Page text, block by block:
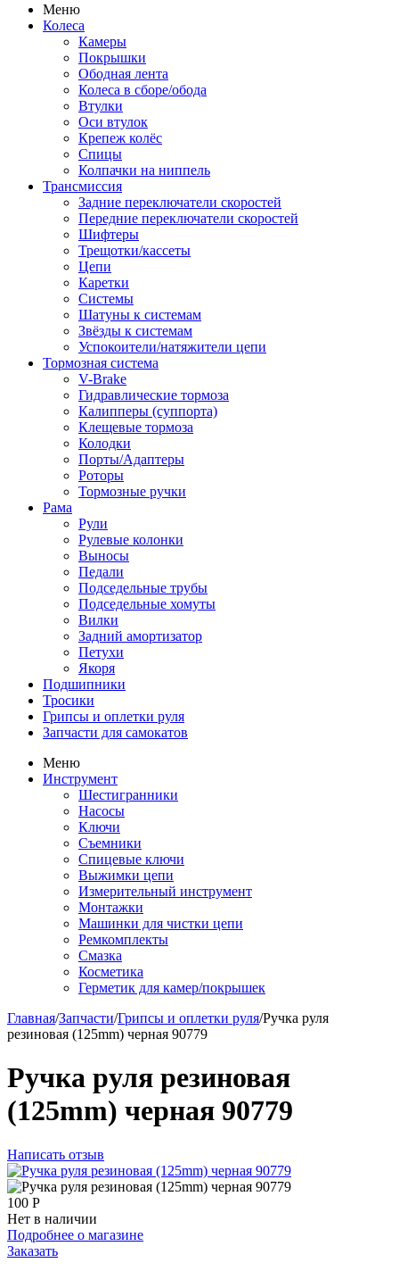
Меню
Колеса
Камеры
Покрышки
Ободная лента
Колеса в сборе/обода
Втулки
Оси втулок
Крепеж колёс
Спицы
Колпачки на ниппель
Трансмиссия
Задние переключатели скоростей
Передние переключатели скоростей
Шифтеры
Трещотки/кассеты
Цепи
Каретки
Системы
Шатуны к системам
Звёзды к системам
Успокоители/натяжители цепи
Тормозная система
V-Brake
Гидравлические тормоза
Калипперы (суппорта)
Клещевые тормоза
Колодки
Порты/Адаптеры
Роторы
Тормозные ручки
Рама
Рули
Рулевые колонки
Выносы
Педали
Подседельные трубы
Подседельные хомуты
Вилки
Задний амортизатор
Петухи
Якоря
Подшипники
Тросики
Грипсы и оплетки руля
Запчасти для самокатов
Меню
Инструмент
Шестигранники
Насосы
Ключи
Съемники
Спицевые ключи
Выжимки цепи
Измерительный инструмент
Монтажки
Машинки для чистки цепи
Ремкомплекты
Смазка
Косметика
Герметик для камер/покрышек
Главная/Запчасти/Грипсы и оплетки руля/Ручка руля
резиновая (125mm) черная 90779
Ручка руля резиновая
(125mm) черная 90779
Написать отзыв
100 Р
Нет в наличии
Подробнее о магазине
Заказать